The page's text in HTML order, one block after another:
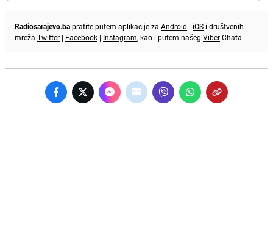
Radiosarajevo.bapratite putem aplikacije za Android | iOS i društvenih
mreža Twitter | Facebook | Instagram, kao i putem našeg ViberChata.